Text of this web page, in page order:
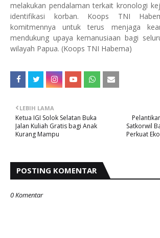
melakukan pendalaman terkait kronologi
identifikasi korban. Koops TNI
komitmennya untuk terus menjaga
mendukung upaya kemanusiaan bagi
wilayah Papua. (Koops TNI Habema)
Satkorwil
Perkuat
LEBIH LAMA
Ketua IGI Solok Selatan Buka
Jalan Kuliah Gratis bagi Anak
Kurang Mampu
POSTING KOMENTAR
0 Komentar